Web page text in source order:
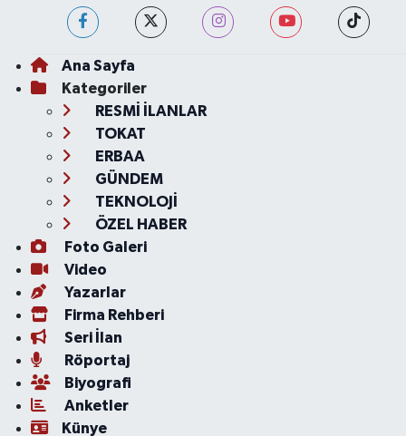
Ana Sayfa
Kategoriler
RESMİ İLANLAR
TOKAT
ERBAA
GÜNDEM
TEKNOLOJİ
ÖZEL HABER
Foto Galeri
Video
Yazarlar
Firma Rehberi
Seri İlan
Röportaj
Biyografi
Anketler
Künye